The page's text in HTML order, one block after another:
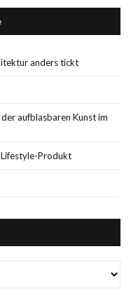
anders tickt
aufblasbaren Kunst im
Lifestyle-Produkt